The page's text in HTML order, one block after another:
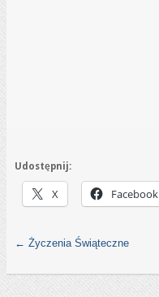
Udostępnij:
X Facebook
← Życzenia Świąteczne